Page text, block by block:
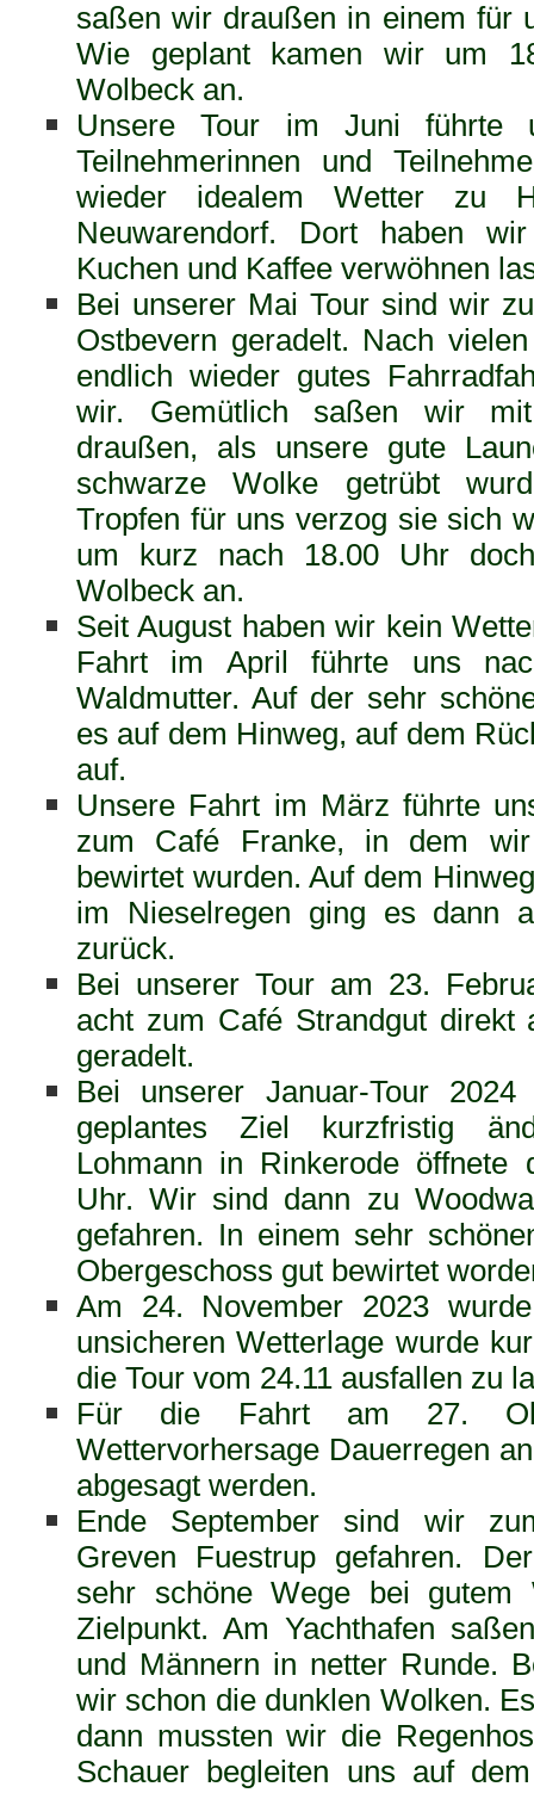
saßen wir draußen in einem für
Wie geplant kamen wir um
Wolbeck an.
Unsere Tour im Juni führte
Teilnehmerinnen und
wieder idealem Wetter zu
Neuwarendorf. Dort haben
Kuchen und Kaffee verwöhnen
Bei unserer Mai Tour sind wir
Ostbevern geradelt. Nach
endlich wieder gutes
wir. Gemütlich saßen wir
draußen, als unsere gute
schwarze Wolke getrübt
Tropfen für uns verzog sie sich
um kurz nach 18.00 Uhr
Wolbeck an.
Seit August haben wir kein
Fahrt im April führte uns
Waldmutter. Auf der sehr
es auf dem Hinweg, auf dem
auf.
Unsere Fahrt im März führte
zum Café Franke, in dem
bewirtet wurden. Auf dem
im Nieselregen ging es dann
zurück.
Bei unserer Tour am 23.
acht zum Café Strandgut direkt
geradelt.
Bei unserer Januar-Tour
geplantes Ziel kurzfristig
Lohmann in Rinkerode öffnete
Uhr. Wir sind dann zu
gefahren. In einem sehr
Obergeschoss gut bewirtet
Am 24. November 2023
unsicheren Wetterlage wurde
die Tour vom 24.11 ausfallen zu
Für die Fahrt am 27.
Wettervorhersage Dauerregen
abgesagt werden.
Ende September sind wir
Greven Fuestrup gefahren.
sehr schöne Wege bei gutem
Zielpunkt. Am Yachthafen
und Männern in netter Runde.
wir schon die dunklen Wolken.
dann mussten wir die
Schauer begleiten uns auf